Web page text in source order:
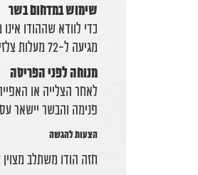
שימוש במדחום בשר
כדי לוודא שההודו
מגיעה ל-72 מעלות צלזיוס.
מנוחה לפני הפריסה
פנימה והבשר יישאר
הצעות להגשה
חזה הודו משתלב